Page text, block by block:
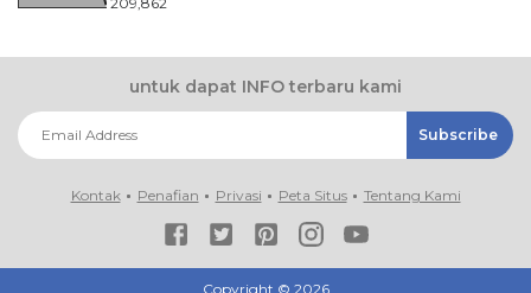
untuk dapat INFO terbaru kami
Kontak Penafian Privasi Peta Situs Tentang Kami
Copyright © 2026